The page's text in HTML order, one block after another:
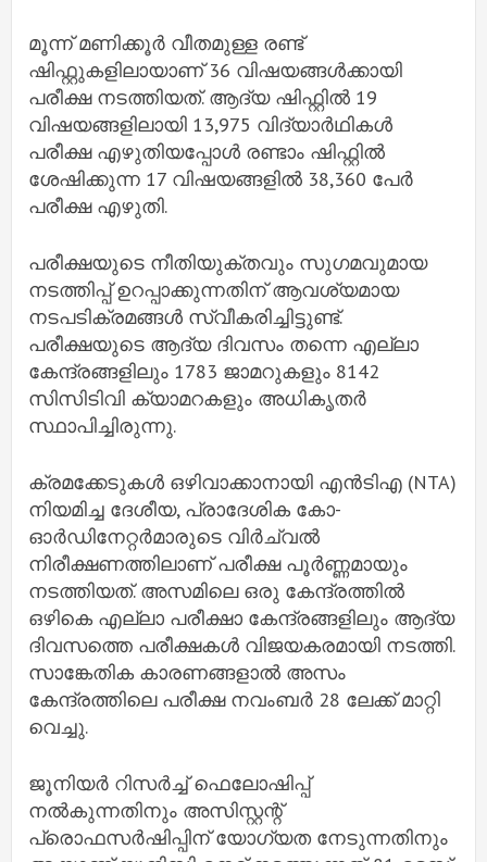
മൂന്ന് മണിക്കൂര്‍ വീതമുള്ള രണ്ട്
ഷിഫ്റ്റുകളിലായാണ് 36 വിഷയങ്ങള്‍ക്കായി
പരീക്ഷ നടത്തിയത്. ആദ്യ ഷിഫ്റ്റില്‍ 19
വിഷയങ്ങളിലായി 13,975 വിദ്യാര്‍ഥികള്‍
പരീക്ഷ എഴുതിയപ്പോള്‍ രണ്ടാം ഷിഫ്റ്റില്‍
ശേഷിക്കുന്ന 17 വിഷയങ്ങളില്‍ 38,360 പേര്‍
പരീക്ഷ എഴുതി.
പരീക്ഷയുടെ നീതിയുക്തവും സുഗമവുമായ
നടത്തിപ്പ് ഉറപ്പാക്കുന്നതിന് ആവശ്യമായ
നടപടിക്രമങ്ങള്‍ സ്വീകരിച്ചിട്ടുണ്ട്.
പരീക്ഷയുടെ ആദ്യ ദിവസം തന്നെ എല്ലാ
കേന്ദ്രങ്ങളിലും 1783 ജാമറുകളും 8142
സിസിടിവി ക്യാമറകളും അധികൃതര്‍
സ്ഥാപിച്ചിരുന്നു.
ക്രമക്കേടുകള്‍ ഒഴിവാക്കാനായി എന്‍ടിഎ (NTA)
നിയമിച്ച ദേശീയ, പ്രാദേശിക കോ-
ഓര്‍ഡിനേറ്റര്‍മാരുടെ വിര്‍ച്വല്‍
നിരീക്ഷണത്തിലാണ് പരീക്ഷ പൂര്‍ണ്ണമായും
നടത്തിയത്. അസമിലെ ഒരു കേന്ദ്രത്തിൽ
ഒഴികെ എല്ലാ പരീക്ഷാ കേന്ദ്രങ്ങളിലും ആദ്യ
ദിവസത്തെ പരീക്ഷകള്‍ വിജയകരമായി നടത്തി.
സാങ്കേതിക കാരണങ്ങളാല്‍ അസം
കേന്ദ്രത്തിലെ പരീക്ഷ നവംബര്‍ 28 ലേക്ക് മാറ്റി
വെച്ചു.
ജൂനിയര്‍ റിസര്‍ച്ച് ഫെലോഷിപ്പ്
നല്‍കുന്നതിനും അസിസ്റ്റന്റ്
പ്രൊഫസര്‍ഷിപ്പിന് യോഗ്യത നേടുന്നതിനും